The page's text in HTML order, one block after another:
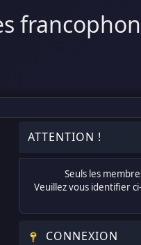
ATTENTION !
Seuls les
Veuillez vous identifier
CONNEXION